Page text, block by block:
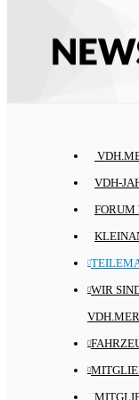
VDH-
FORUM
WIR